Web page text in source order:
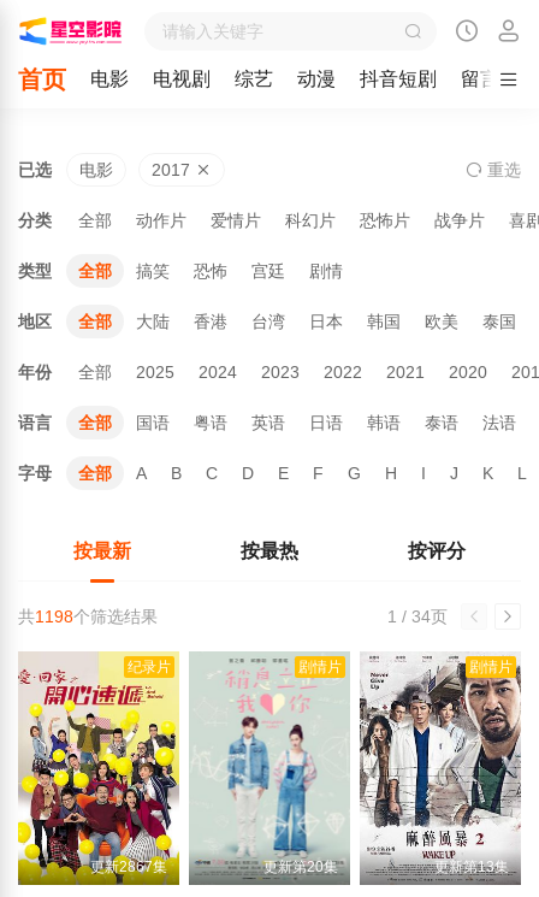
首页 电影 电视剧 综艺 动漫 抖音短剧 留言
已选 电影 2017 重选
分类 全部 动作片 爱情片 科幻片 恐怖片 战争片 喜
类型 全部 搞笑 恐怖 宫廷 剧情
地区 全部 大陆 香港 台湾 日本 韩国 欧美 泰国
年份 全部 2025 2024 2023 2022 2021 2020
语言 全部 国语 粤语 英语 日语 韩语 泰语 法语
字母 全部 A B C D E F G H I J K L
按最新 按最热 按评分
1 / 34页
共1198个筛选结果
纪录片
更新2867集
剧情片
更新第20集
剧情片
更新第13集